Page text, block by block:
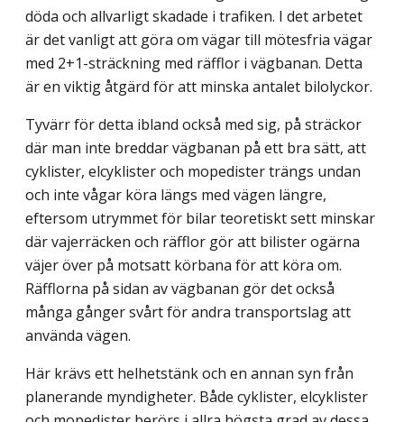
döda och allvarligt skadade i trafiken. I det arbetet
är det vanligt att göra om vägar till mötesfria vägar
med 2+1-sträckning med räfflor i vägbanan. Detta
är en viktig åtgärd för att minska antalet bilolyckor.
Tyvärr för detta ibland också med sig, på sträckor
där man inte breddar vägbanan på ett bra sätt, att
cyklister, elcyklister och mopedister trängs undan
och inte vågar köra längs med vägen längre,
eftersom utrymmet för bilar teoretiskt sett minskar
där vajer­räcken och räfflor gör att bilister ogärna
väjer över på motsatt körbana för att köra om.
Räfflorna på sidan av vägbanan gör det också
många gånger svårt för andra transport­slag att
använda vägen.
Här krävs ett helhetstänk och en annan syn från
planerande myndigheter. Både cyklister, elcyklister